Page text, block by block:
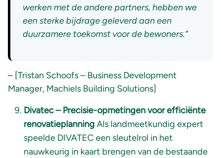
werken met de andere partners, hebben we
een sterke bijdrage geleverd aan een
duurzamere toekomst voor de bewoners.”
– [Tristan Schoofs – Business Development
Manager, Machiels Building Solutions]
Divatec –Precisie-opmetingen voor efficiënte
renovatieplanning Als landmeetkundig expert
speelde DIVATEC een sleutelrol in het
nauwkeurig in kaart brengen van de bestaande